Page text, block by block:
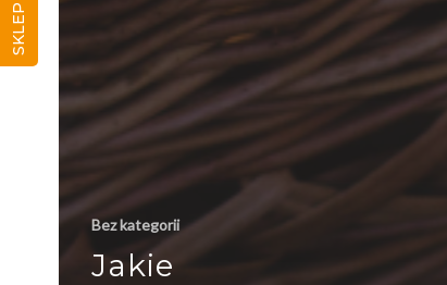
SKLEP
Bez kategorii
Jakie